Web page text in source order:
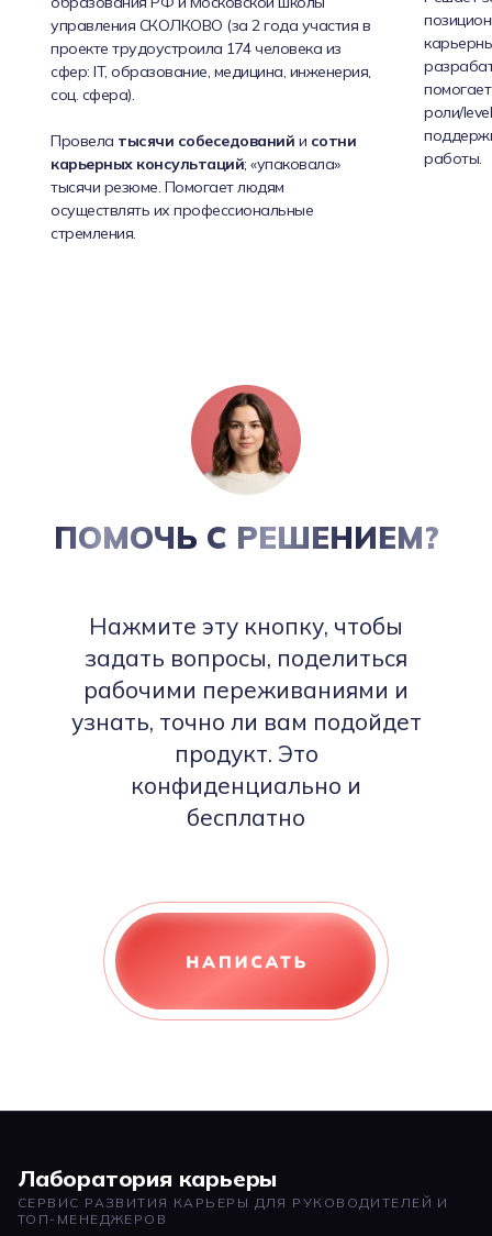
роли/
работы.
управления СКОЛКОВО (за 2 года участия в
проекте трудоустроила 174 человека из
сфер: IT, образование, медицина, инженерия,
соц. сфера).
Провела тысячи собеседований и сотни
карьерных консультаций; «упаковала»
тысячи резюме. Помогает людям
осуществлять их профессиональные
стремления.
ПОМОЧЬ С РЕШЕНИЕМ?
Нажмите эту кнопку, чтобы
задать вопросы, поделиться
рабочими переживаниями и
узнать, точно ли вам подойдет
продукт. Это
конфиденциально и
бесплатно
Лаборатория карьеры
СЕРВИС РАЗВИТИЯ КАРЬЕРЫ ДЛЯ РУКОВОДИТЕЛЕЙ И
ТОП-МЕНЕДЖЕРОВ